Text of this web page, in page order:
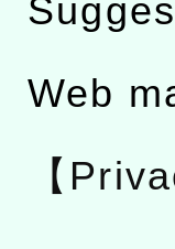
Web
【